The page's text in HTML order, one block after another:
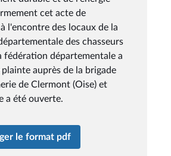
cet acte de
l'encontre des locaux de la
des chasseurs
fédération départementale a
auprès de la brigade
de Clermont (Oise) et
a été ouverte.
le format pdf